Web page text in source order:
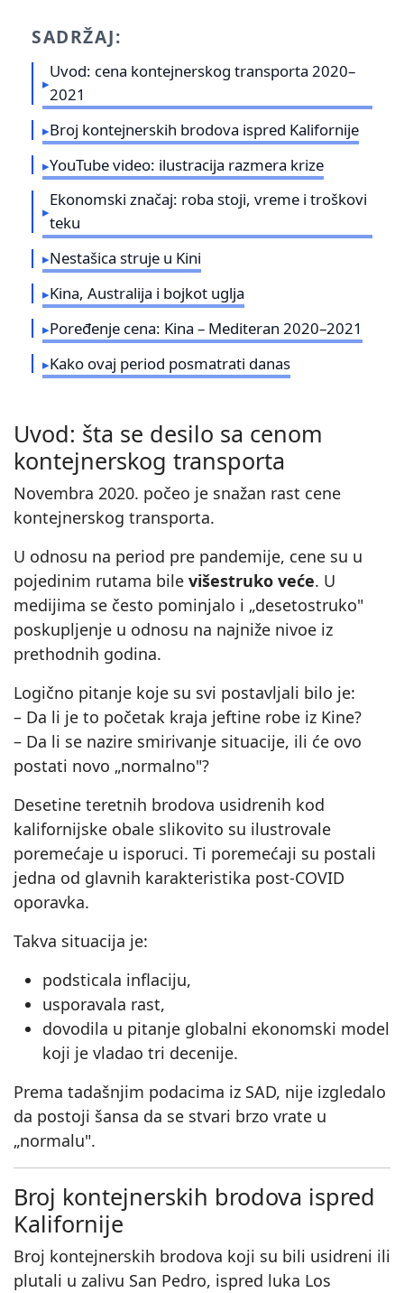
SADRŽAJ:
Uvod: cena kontejnerskog transporta 2020–
2021
Broj kontejnerskih brodova ispred Kalifornije
YouTube video: ilustracija razmera krize
Ekonomski značaj: roba stoji, vreme i troškovi
teku
Nestašica struje u Kini
Kina, Australija i bojkot uglja
Poređenje cena: Kina – Mediteran 2020–2021
Kako ovaj period posmatrati danas
Uvod: šta se desilo sa cenom
kontejnerskog transporta
Novembra 2020. počeo je snažan rast cene
kontejnerskog transporta.
U odnosu na period pre pandemije, cene su u
pojedinim rutama bile višestruko veće. U
medijima se često pominjalo i „desetostruko"
poskupljenje u odnosu na najniže nivoe iz
prethodnih godina.
Logično pitanje koje su svi postavljali bilo je:
– Da li je to početak kraja jeftine robe iz Kine?
– Da li se nazire smirivanje situacije, ili će ovo
postati novo „normalno"?
Desetine teretnih brodova usidrenih kod
kalifornijske obale slikovito su ilustrovale
poremećaje u isporuci. Ti poremećaji su postali
jedna od glavnih karakteristika post‑COVID
oporavka.
Takva situacija je:
podsticala inflaciju,
usporavala rast,
dovodila u pitanje globalni ekonomski model
koji je vladao tri decenije.
Prema tadašnjim podacima iz SAD, nije izgledalo
da postoji šansa da se stvari brzo vrate u
„normalu".
Broj kontejnerskih brodova ispred
Kalifornije
Broj kontejnerskih brodova koji su bili usidreni ili
plutali u zalivu San Pedro, ispred luka Los